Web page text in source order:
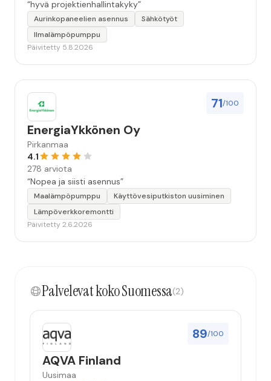
“hyvä projektienhallintakyky”
Aurinkopaneelien asennus
Sähkötyöt
Ilmalämpöpumppu
Päivitetty 5.8.2026
71/100
EnergiaYkkönen Oy
Pirkanmaa
4.1
278 arviota
“Nopea ja siisti asennus”
Maalämpöpumppu
Käyttövesiputkiston uusiminen
Lämpöverkkoremontti
Päivitetty 2.6.2026
Palvelevat koko Suomessa(2)
89/100
AQVA Finland
Uusimaa